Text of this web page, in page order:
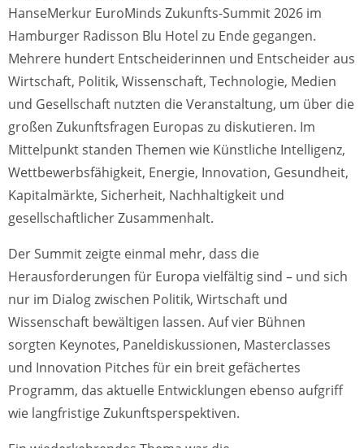
HanseMerkur EuroMinds Zukunfts-Summit 2026 im
Hamburger Radisson Blu Hotel zu Ende gegangen.
Mehrere hundert Entscheiderinnen und Entscheider aus
Wirtschaft, Politik, Wissenschaft, Technologie, Medien
und Gesellschaft nutzten die Veranstaltung, um über die
großen Zukunftsfragen Europas zu diskutieren. Im
Mittelpunkt standen Themen wie Künstliche Intelligenz,
Wettbewerbsfähigkeit, Energie, Innovation, Gesundheit,
Kapitalmärkte, Sicherheit, Nachhaltigkeit und
gesellschaftlicher Zusammenhalt.
Der Summit zeigte einmal mehr, dass die
Herausforderungen für Europa vielfältig sind – und sich
nur im Dialog zwischen Politik, Wirtschaft und
Wissenschaft bewältigen lassen. Auf vier Bühnen
sorgten Keynotes, Paneldiskussionen, Masterclasses
und Innovation Pitches für ein breit gefächertes
Programm, das aktuelle Entwicklungen ebenso aufgriff
wie langfristige Zukunftsperspektiven.